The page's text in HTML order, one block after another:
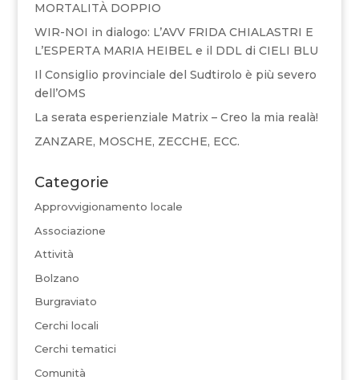
MORTALITÀ DOPPIO
WIR-NOI in dialogo: L’AVV FRIDA CHIALASTRI E
L’ESPERTA MARIA HEIBEL e il DDL di CIELI BLU
Il Consiglio provinciale del Sudtirolo è più severo
dell’OMS
La serata esperienziale Matrix – Creo la mia realà!
ZANZARE, MOSCHE, ZECCHE, ECC.
Categorie
Approvvigionamento locale
Associazione
Attività
Bolzano
Burgraviato
Cerchi locali
Cerchi tematici
Comunità